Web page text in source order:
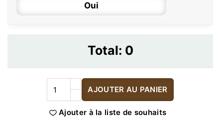
Oui
Total: 0
AJOUTER AU PANIER
Ajouter à la liste de souhaits